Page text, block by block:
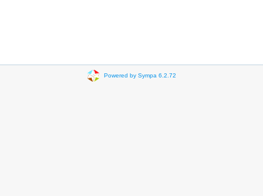
Powered by Sympa 6.2.72